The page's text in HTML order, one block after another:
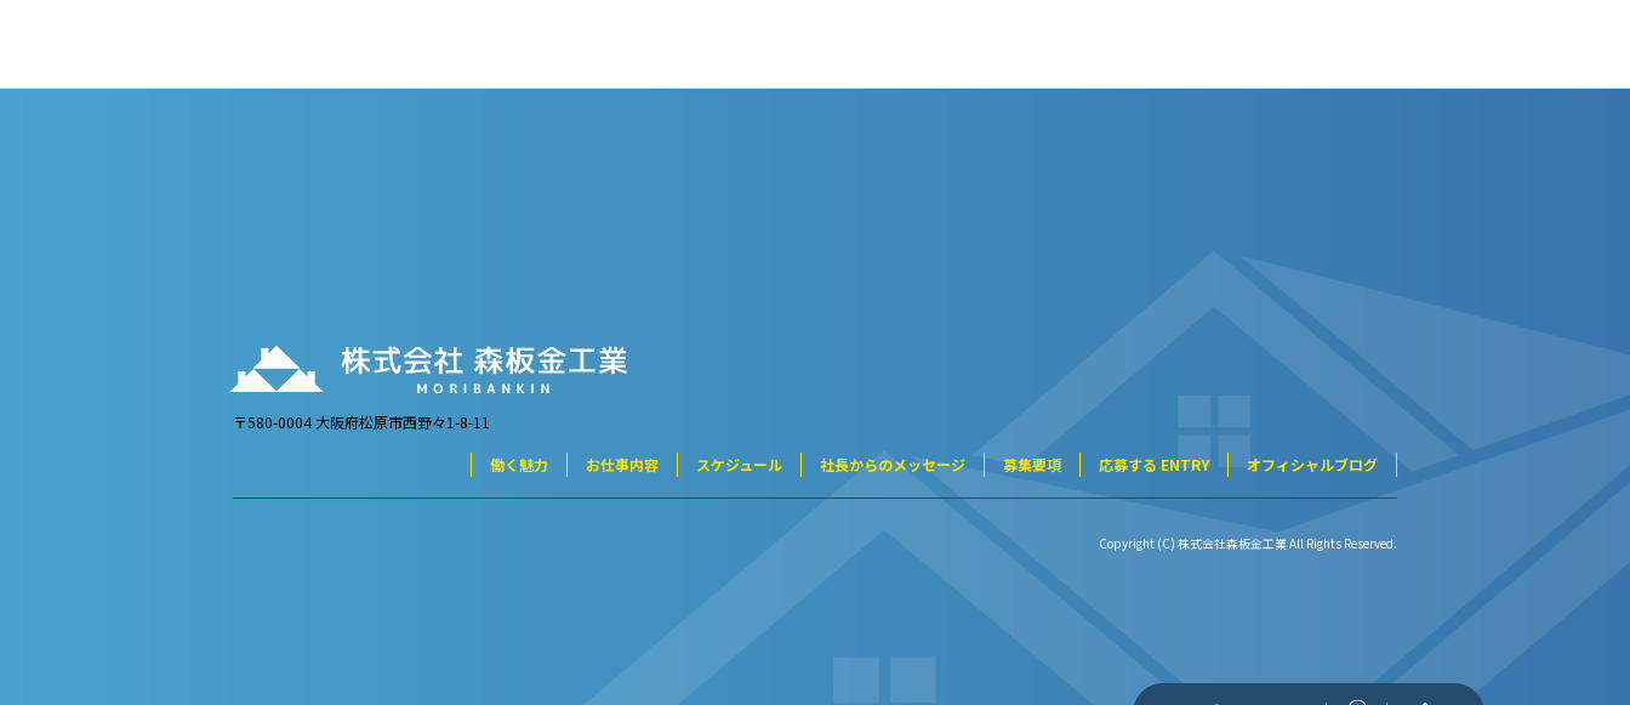
働く魅力 お仕事内容 スケジュール 社長からのメッセージ 募集要項 応募する ENTRY オフィシャルブログ
〒580-0004 大阪府松原市西野々1-8-11
Copyright (C) 株式会社森板金工業 All Rights Reserved.